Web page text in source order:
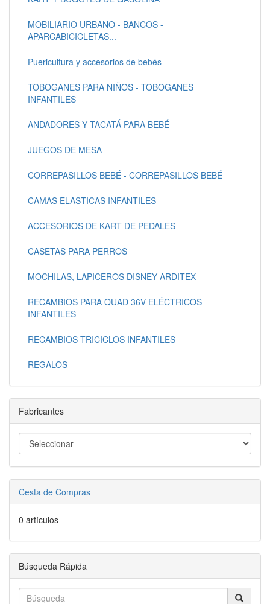
MOBILIARIO URBANO - BANCOS -
APARCABICICLETAS...
Puericultura y accesorios de bebés
TOBOGANES PARA NIÑOS - TOBOGANES
INFANTILES
ANDADORES Y TACATÁ PARA BEBÉ
JUEGOS DE MESA
CORREPASILLOS BEBÉ - CORREPASILLOS BEBÉ
CAMAS ELASTICAS INFANTILES
ACCESORIOS DE KART DE PEDALES
CASETAS PARA PERROS
MOCHILAS, LAPICEROS DISNEY ARDITEX
RECAMBIOS PARA QUAD 36V ELÉCTRICOS
INFANTILES
RECAMBIOS TRICICLOS INFANTILES
REGALOS
Fabricantes
Cesta de Compras
0 artículos
Búsqueda Rápida